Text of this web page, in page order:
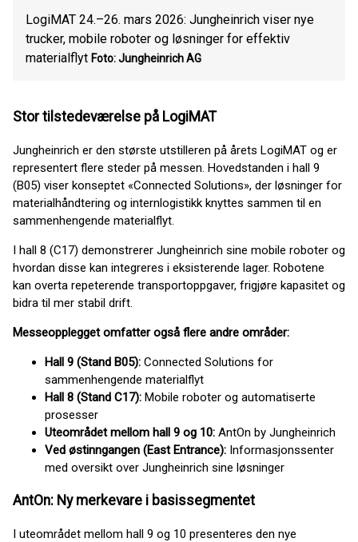
LogiMAT 24.–26. mars 2026: Jungheinrich viser nye
trucker, mobile roboter og løsninger for effektiv
materialflyt Foto: Jungheinrich AG
Stor tilstedeværelse på LogiMAT
Jungheinrich er den største utstilleren på årets LogiMAT og er
representert flere steder på messen. Hovedstanden i hall 9
(B05) viser konseptet «Connected Solutions», der løsninger for
materialhåndtering og internlogistikk knyttes sammen til en
sammenhengende materialflyt.
I hall 8 (C17) demonstrerer Jungheinrich sine mobile roboter og
hvordan disse kan integreres i eksisterende lager. Robotene
kan overta repeterende transportoppgaver, frigjøre kapasitet og
bidra til mer stabil drift.
Messeopplegget omfatter også flere andre områder:
Hall 9 (Stand B05): Connected Solutions for
sammenhengende materialflyt
Hall 8 (Stand C17): Mobile roboter og automatiserte
prosesser
Uteområdet mellom hall 9 og 10: AntOn by Jungheinrich
Ved østinngangen (East Entrance): Informasjonssenter
med oversikt over Jungheinrich sine løsninger
AntOn: Ny merkevare i basissegmentet
I uteområdet mellom hall 9 og 10 presenteres den nye